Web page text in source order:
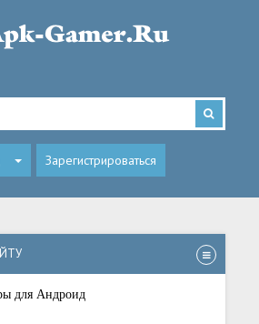
Зарегистрироваться
для Андроид